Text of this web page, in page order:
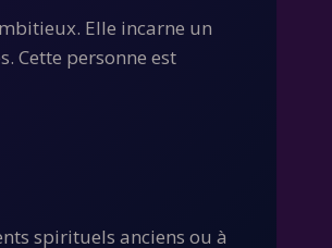
Elle incarne un
Cette personne est
spirituels anciens ou à